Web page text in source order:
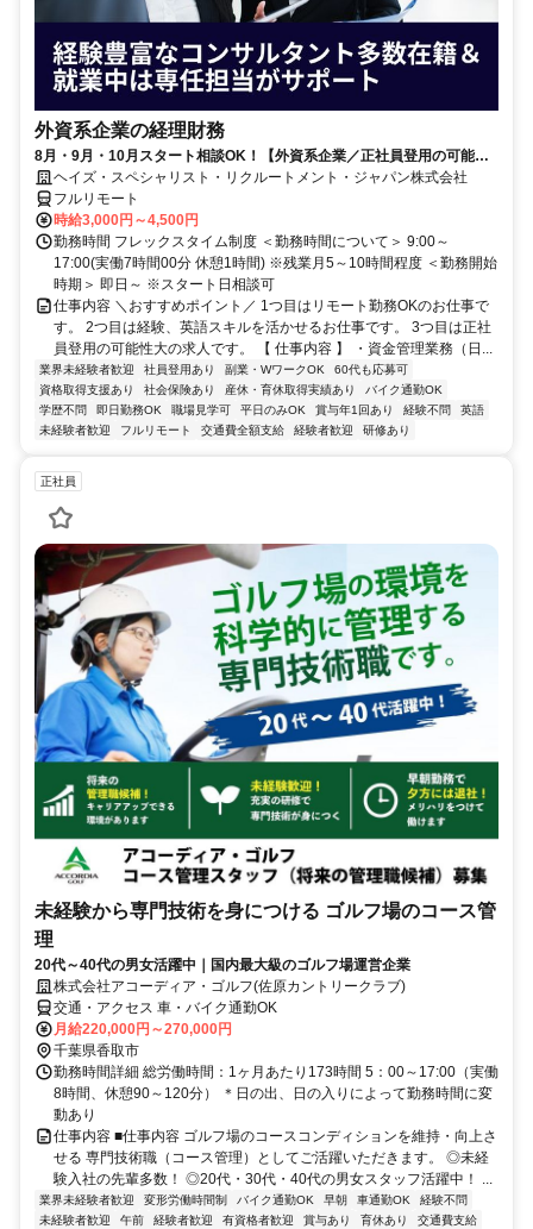
外資系企業の経理財務
8月・9月・10月スタート相談OK！【外資系企業／正社員登用の可能性
大／700万～800万／リモート勤務OK】経理財務
ヘイズ・スペシャリスト・リクルートメント・ジャパン株式会社
フルリモート
時給3,000円～4,500円
勤務時間 フレックスタイム制度 ＜勤務時間について＞ 9:00～
17:00(実働7時間00分 休憩1時間) ※残業月5～10時間程度 ＜勤務開始
時期＞ 即日～ ※スタート日相談可
仕事内容 ＼おすすめポイント／ 1つ目はリモート勤務OKのお仕事で
す。 2つ目は経験、英語スキルを活かせるお仕事です。 3つ目は正社
員登用の可能性大の求人です。 【 仕事内容 】 ・資金管理業務（日...
業界未経験者歓迎 社員登用あり 副業・WワークOK
60代も応募可
資格取得支援あり
社会保険あり 産休・育休取得実績あり
バイク通勤OK
学歴不問
即日勤務OK 職場見学可 平日のみOK 賞与年1回あり 経験不問
英語
未経験者歓迎
フルリモート 交通費全額支給 経験者歓迎 研修あり
正社員
未経験から専門技術を身につける ゴルフ場のコース管
理
20代～40代の男女活躍中｜国内最大級のゴルフ場運営企業
株式会社アコーディア・ゴルフ(佐原カントリークラブ)
交通・アクセス 車・バイク通勤OK
月給220,000円～270,000円
千葉県香取市
勤務時間詳細 総労働時間：1ヶ月あたり173時間 5：00～17:00（実働
8時間、休憩90～120分） ＊日の出、日の入りによって勤務時間に変
動あり
仕事内容 ■仕事内容 ゴルフ場のコースコンディションを維持・向上さ
せる 専門技術職（コース管理）としてご活躍いただきます。 ◎未経
験入社の先輩多数！ ◎20代・30代・40代の男女スタッフ活躍中！ ...
業界未経験者歓迎 変形労働時間制 バイク通勤OK 早朝 車通勤OK
経験不問
未経験者歓迎
午前 経験者歓迎 有資格者歓迎 賞与あり 育休あり
交通費支給